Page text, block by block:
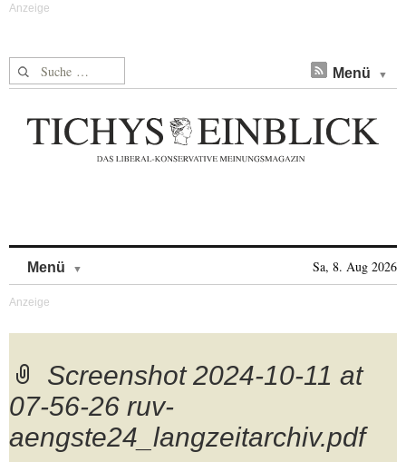
Suche nach: Menü
Menü Sa, 8. Aug 2026
Screenshot 2024-10-11 at
07-56-26 ruv-
aengste24_langzeitarchiv.pdf